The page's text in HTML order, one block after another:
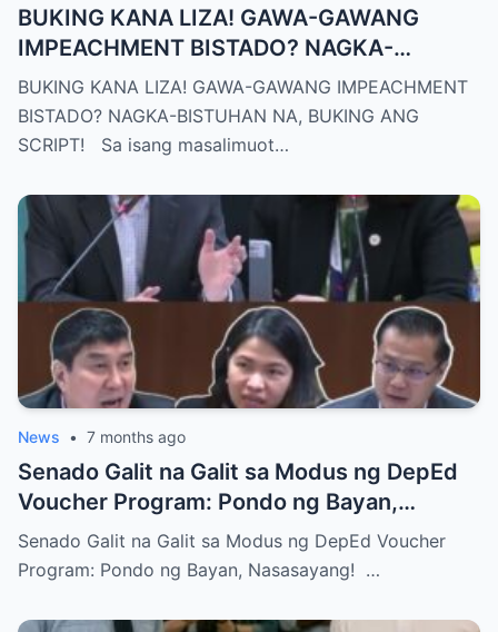
BUKING KANA LIZA! GAWA-GAWANG
IMPEACHMENT BISTADO? NAGKA-
BISTUHAN NA, BUKING ANG SCRIPT!
BUKING KANA LIZA! GAWA-GAWANG IMPEACHMENT
BISTADO? NAGKA-BISTUHAN NA, BUKING ANG
SCRIPT! Sa isang masalimuot…
News • 7 months ago
Senado Galit na Galit sa Modus ng DepEd
Voucher Program: Pondo ng Bayan,
Nasasayang!
Senado Galit na Galit sa Modus ng DepEd Voucher
Program: Pondo ng Bayan, Nasasayang! …